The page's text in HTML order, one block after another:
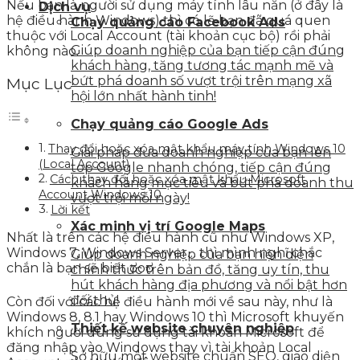
Dịch vụ
Chạy quảng cáo Facebook Ads
Giúp doanh nghiệp của bạn tiếp cận đúng
khách hàng, tăng tương tác mạnh mẽ và
bứt phá doanh số vượt trội trên mạng xã
hội lớn nhất hành tinh!
Chạy quảng cáo Google Ads
Giải pháp đưa doanh nghiệp của bạn lên
top Google nhanh chóng, tiếp cận đúng
khách hàng mục tiêu và bứt phá doanh thu
vượt trội mỗi ngày!
Xác minh vị trí Google Maps
Giúp doanh nghiệp của bạn hiện diện
chính thức trên bản đồ, tăng uy tín, thu
hút khách hàng địa phương và nổi bật hơn
đối thủ!
Thiết kế website chuyên nghiệp
Sở hữu một website chuẩn SEO, giao diện
Nếu bạn là người sử dụng máy tính lâu năn (ở đây là
hệ điều hành Windows) thì có lẽ bạn đã quá quen
thuộc với Local Account (tài khoản cục bộ) rồi phải
không nào.
Mục Lục
Thay đổi hoặc xóa mật khẩu máy tính Windows 10
(Local Account)
Cách thay đổi hoặc xóa mật khẩu Microsoft
Account Windows 10
Lời kết
Nhất là trên các hệ điều hành cũ như Windows XP,
Windows 7, Windows Server… thì mình nghĩ chắc
chắn là bạn sẽ biết ಠoಠ
Còn đối với các hệ điều hành mới về sau này, như là
Windows 8, 8.1 hay Windows 10 thì Microsoft khuyến
khích người dùng sử dụng tài khoản Microsoft để
đăng nhập vào Windows thay vì tài khoản Local